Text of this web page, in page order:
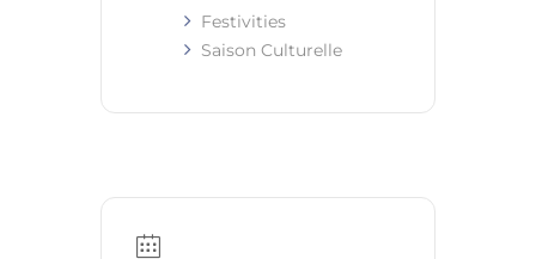
Festivities
Saison Culturelle